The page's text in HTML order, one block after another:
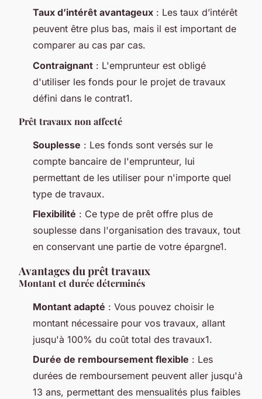
Taux d’intérêt avantageux : Les taux d’intérêt
peuvent être plus bas, mais il est important de
comparer au cas par cas.
Contraignant : L'emprunteur est obligé
d'utiliser les fonds pour le projet de travaux
défini dans le contrat1.
Prêt travaux non affecté
Souplesse : Les fonds sont versés sur le
compte bancaire de l'emprunteur, lui
permettant de les utiliser pour n'importe quel
type de travaux.
Flexibilité : Ce type de prêt offre plus de
souplesse dans l'organisation des travaux, tout
en conservant une partie de votre épargne1.
Avantages du prêt travaux
Montant et durée déterminés
Montant adapté : Vous pouvez choisir le
montant nécessaire pour vos travaux, allant
jusqu'à 100% du coût total des travaux1.
Durée de remboursement flexible : Les
durées de remboursement peuvent aller jusqu'à
13 ans, permettant des mensualités plus faibles